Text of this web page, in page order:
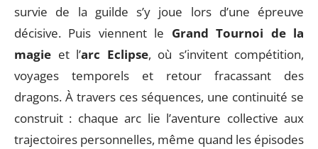
survie de la guilde s’y joue lors d’une épreuve
décisive. Puis viennent le Grand Tournoi de la
magie et l’arc Eclipse, où s’invitent compétition,
voyages temporels et retour fracassant des
dragons. À travers ces séquences, une continuité se
construit : chaque arc lie l’aventure collective aux
trajectoires personnelles, même quand les épisodes